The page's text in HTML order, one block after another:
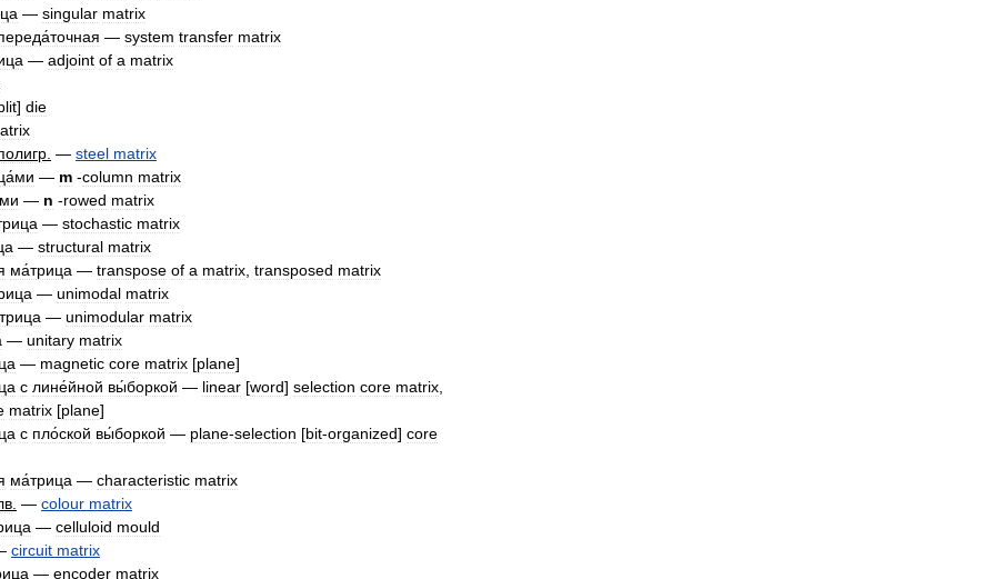
— singular matrix
— system transfer matrix
— adjoint of a matrix
] die
— steel matrix
— m -column matrix
— n -rowed matrix
— stochastic matrix
— structural matrix
ма́трица — transpose of a matrix transposed matrix
— unimodal matrix
— unimodular matrix
— unitary matrix
— magnetic core matrix [plane]
с лине́йной вы́боркой — linear [word] selection core matrix
matrix [plane]
с пло́ской вы́боркой — plane-selection [bit-organized] core
ма́трица — characteristic matrix
— colour matrix
— celluloid mould
circuit matrix
— encoder matrix